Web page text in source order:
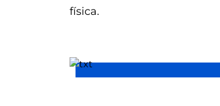
física.